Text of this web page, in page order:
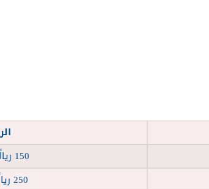
150 ريالًا سعوديًا.
250 ريالًا سعوديًا